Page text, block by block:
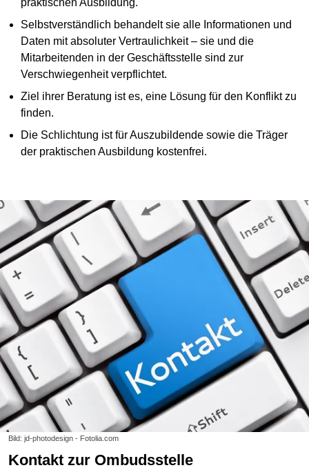
praktischen Ausbildung.
Selbstverständlich behandelt sie alle Informationen und
Daten mit absoluter Vertraulichkeit – sie und die
Mitarbeitenden in der Geschäftsstelle sind zur
Verschwiegenheit verpflichtet.
Ziel ihrer Beratung ist es, eine Lösung für den Konflikt zu
finden.
Die Schlichtung ist für Auszubildende sowie die Träger
der praktischen Ausbildung kostenfrei.
Bild: jd-photodesign - Fotolia.com
Kontakt zur Ombudsstelle